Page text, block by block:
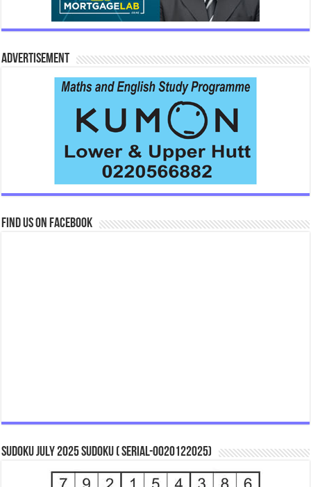
Advertisement
Find us on Facebook
Sudoku July 2025 Sudoku ( Serial-0020122025)